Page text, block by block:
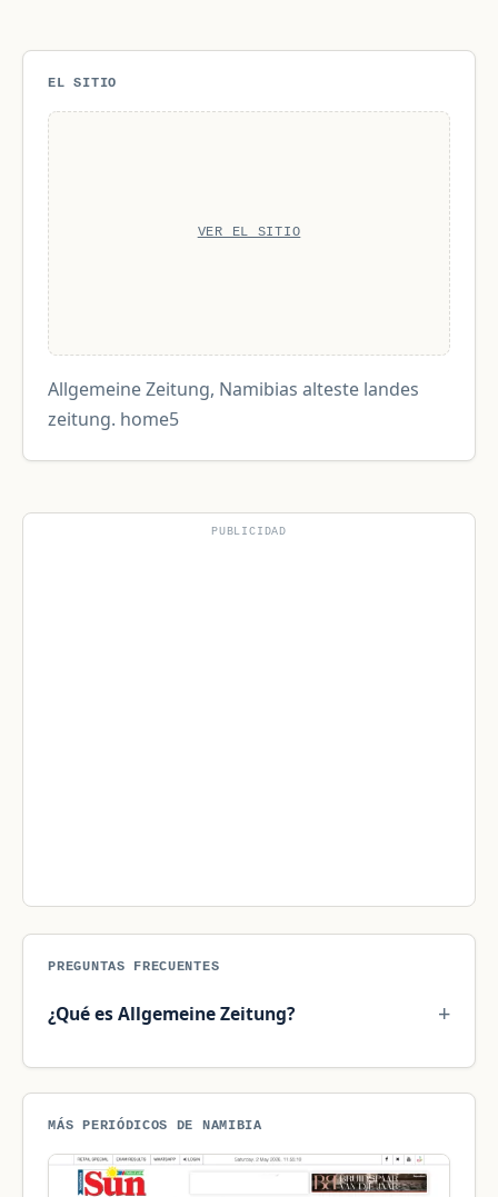
EL SITIO
VER EL SITIO
Allgemeine Zeitung, Namibias alteste landes
zeitung. home5
PUBLICIDAD
PREGUNTAS FRECUENTES
¿Qué es Allgemeine Zeitung?
MÁS PERIÓDICOS DE NAMIBIA